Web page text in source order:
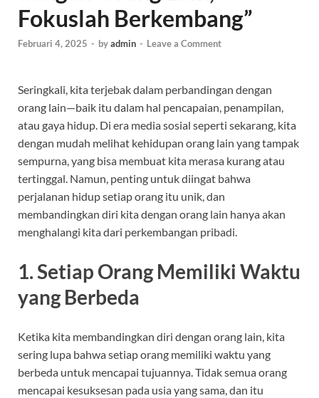
Fokuslah Berkembang”
Februari 4, 2025 - byadmin - Leave a Comment
Seringkali, kita terjebak dalam perbandingan dengan
orang lain—baik itu dalam hal pencapaian, penampilan,
atau gaya hidup. Di era media sosial seperti sekarang, kita
dengan mudah melihat kehidupan orang lain yang tampak
sempurna, yang bisa membuat kita merasa kurang atau
tertinggal. Namun, penting untuk diingat bahwa
perjalanan hidup setiap orang itu unik, dan
membandingkan diri kita dengan orang lain hanya akan
menghalangi kita dari perkembangan pribadi.
1.Setiap Orang Memiliki Waktu
yang Berbeda
Ketika kita membandingkan diri dengan orang lain, kita
sering lupa bahwa setiap orang memiliki waktu yang
berbeda untuk mencapai tujuannya. Tidak semua orang
mencapai kesuksesan pada usia yang sama, dan itu